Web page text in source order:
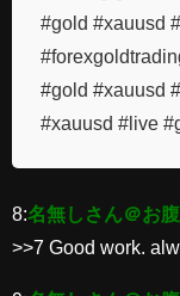
#gold #xauusd
#gold #xauusd
#xauusd #live
8:名無しさん＠お
>>7 Good work.